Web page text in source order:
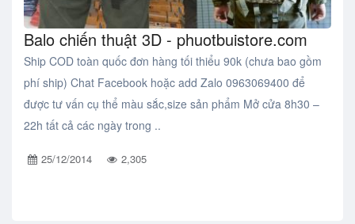
Balo chiến thuật 3D - phuotbuistore.com
Ship COD toàn quốc đơn hàng tối thiểu 90k (chưa bao gồm
phí ship) Chat Facebook hoặc add Zalo 0963069400 để
được tư vấn cụ thể màu sắc,size sản phẩm Mở cửa 8h30 –
22h tất cả các ngày trong ..
25/12/2014 2,305